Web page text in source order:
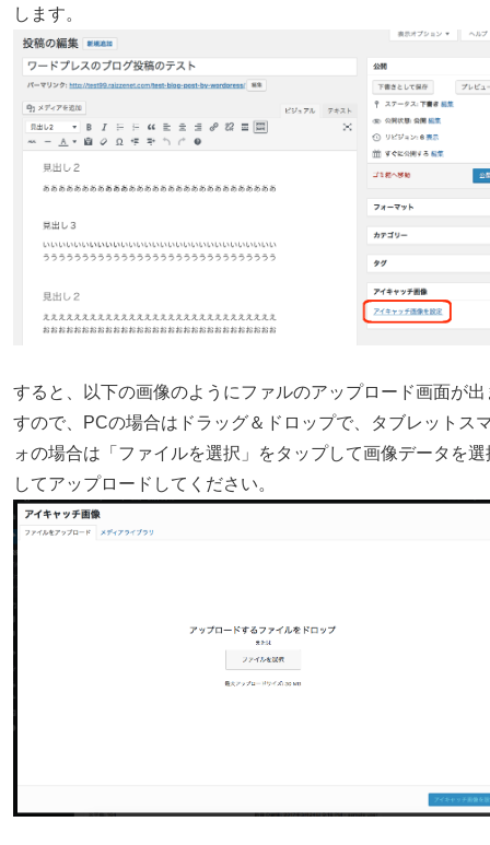
します。
すると、以下の画像のようにファルのアップロード画面が出
すので、PCの場合はドラッグ＆ドロップで、タブレットス
ォの場合は「ファイルを選択」をタップして画像データを選
してアップロードしてください。